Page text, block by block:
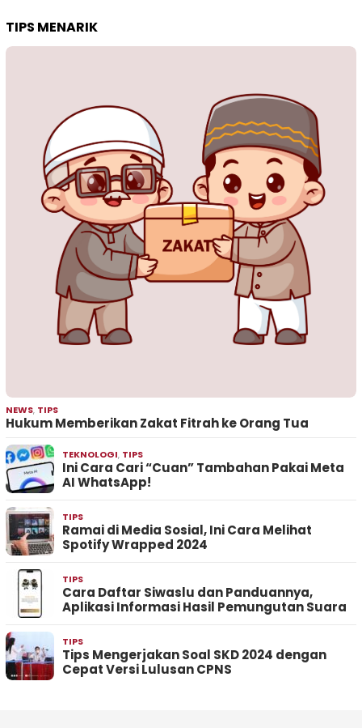
TIPS MENARIK
NEWS, TIPS
Hukum Memberikan Zakat Fitrah ke Orang Tua
TEKNOLOGI, TIPS
Ini Cara Cari “Cuan” Tambahan Pakai Meta
AI WhatsApp!
TIPS
Ramai di Media Sosial, Ini Cara Melihat
Spotify Wrapped 2024
TIPS
Cara Daftar Siwaslu dan Panduannya,
Aplikasi Informasi Hasil Pemungutan Suara
TIPS
Tips Mengerjakan Soal SKD 2024 dengan
Cepat Versi Lulusan CPNS